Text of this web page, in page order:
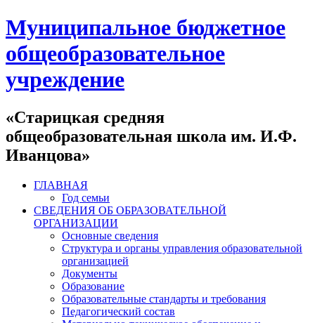
Муниципальное бюджетное
общеобразовательное
учреждение
«Старицкая средняя
общеобразовательная школа им. И.Ф.
Иванцова»
ГЛАВНАЯ
Год семьи
СВЕДЕНИЯ ОБ ОБРАЗОВАТЕЛЬНОЙ
ОРГАНИЗАЦИИ
Основные сведения
Структура и органы управления образовательной
организацией
Документы
Образование
Образовательные стандарты и требования
Педагогический состав